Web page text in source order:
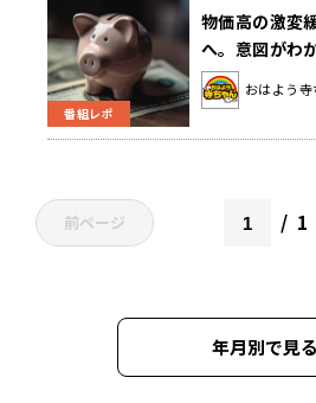
番組レポ
物価高の激変
へ。意図がわ
困惑。
おはよう
前ページ 1
年月別で見る